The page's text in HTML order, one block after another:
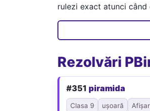
rulezi exact atunci când
Rezolvări
#351 piramida
Clasa 9 ușoară